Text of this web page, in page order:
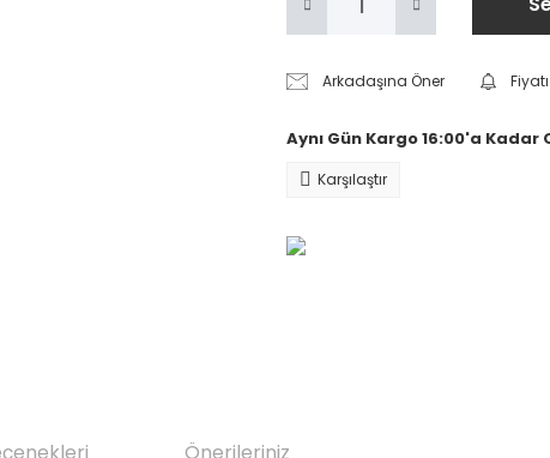
Arkadaşına Öner
Aynı Gün Kargo 16:00'a
Karşılaştır